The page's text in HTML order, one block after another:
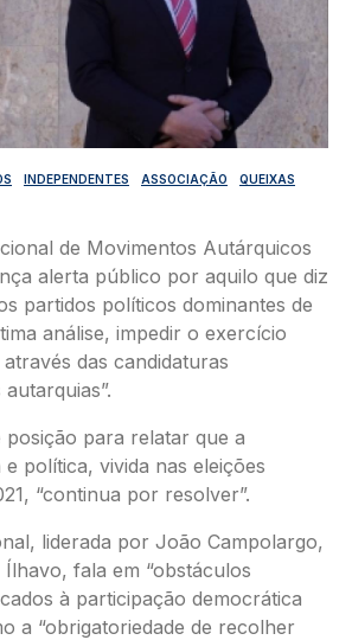
INDEPENDENTES ASSOCIAÇÃO
QUEIXAS
de Movimentos Autárquicos
alerta público por aquilo que diz
partidos políticos dominantes de
análise, impedir o exercício
das candidaturas
posição para relatar que a
política, vivida nas eleições
“continua por resolver”.
liderada por João Campolargo,
fala em “obstáculos
à participação democrática
a “obrigatoriedade de recolher